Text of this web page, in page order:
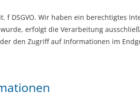
f DSGVO. Wir haben ein berechtigtes
erfolgt die Verarbeitung
den Zugriff auf Informationen im